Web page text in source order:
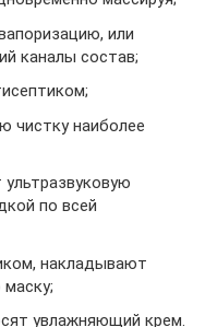
или
каналы состав;
чистку наиболее
по всей
накладывают
увлажняющий крем.